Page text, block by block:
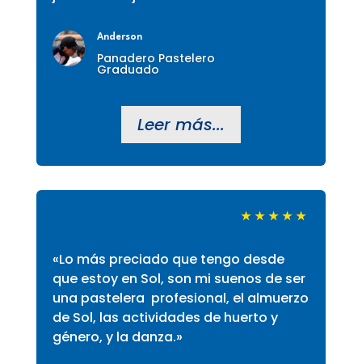
Anderson
Panadero Pastelero
Graduado
Leer más...
★★★★★
«Lo más preciado que tengo desde
que estoy en Sol, son mi suenos de ser
una pastelera profesional, el almuerzo
de Sol, las actividades de huerto y
género, y la danza.»